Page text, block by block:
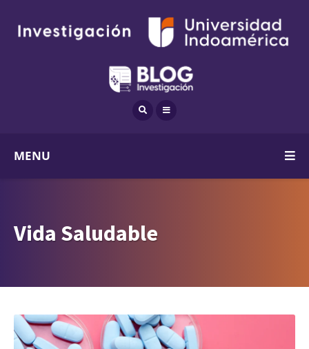
MENU
Vida Saludable